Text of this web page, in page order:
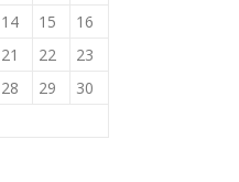
14 15
16
21 22
23
28 29
30